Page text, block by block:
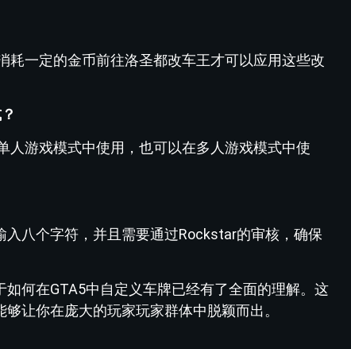
一定的金币前往洛圣都改车王才可以应用这些改
游戏模式中使用，也可以在多人游戏模式中使
八个字符，并且需要通过Rockstar的审核，确保
何在GTA5中自定义车牌已经有了全面的理解。这
让你在庞大的玩家玩家群体中脱颖而出。